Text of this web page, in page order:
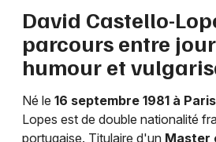
David Castello-
parcours entre
humour et
Né le 16 septembre 1981 à Paris
Lopes est de double nationalité
portugaise. Titulaire d'un Master